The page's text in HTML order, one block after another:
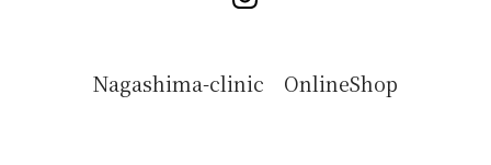
Nagashima-clinic OnlineShop